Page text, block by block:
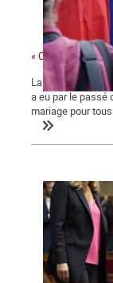
« Ces gens-là »
La ministre des
a eu par le passé
mariage pour tous